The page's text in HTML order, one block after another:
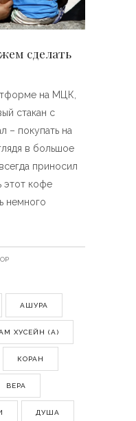
сделать
на МЦК,
стакан с
– покупать на
в большое
приносил
этот кофе
немного
АШУРА
ХУСЕЙН (А)
КОРАН
ВЕРА
ДУША